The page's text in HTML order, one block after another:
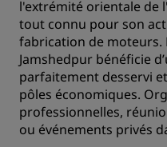
l'extrémité orientale de
tout connu pour son
fabrication de moteurs.
Jamshedpur bénéficie
parfaitement desservi
pôles économiques.
professionnelles,
ou événements privés